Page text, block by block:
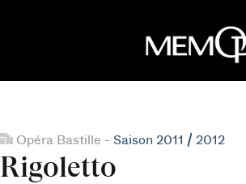
Opéra Bastille - Saison 2011 / 2012
Rigoletto